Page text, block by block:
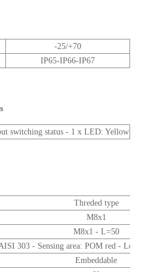
-25/+70
IP65-IP66-IP67
switching status - 1 x LED: Yellow
Threded type
M8x1
M8x1 - L=50
303 - Sensing area: POM red - Lock
Embeddable